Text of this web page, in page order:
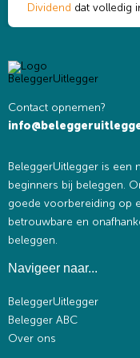
Dividend dat volledig
Contact opnemen?
BeleggerUitlegger is een
beginners bij beleggen.
goede voorbereiding op
betrouwbare en
beleggen.
Navigeer naar...
BeleggerUitlegger
Belegger ABC
Over ons